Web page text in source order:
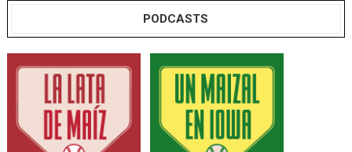
PODCASTS